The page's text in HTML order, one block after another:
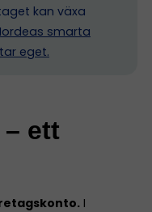
kan växa
smarta
eget.
ett
I